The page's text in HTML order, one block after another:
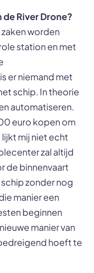
River Drone?
worden
station en met
er niemand met
schip. In theorie
automatiseren.
euro kopen om
mij niet echt
zal altijd
de binnenvaart
zonder nog
manier een
beginnen
manier van
hoeft te